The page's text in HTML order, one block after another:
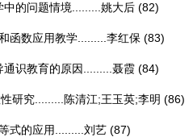
的问题情境......... 姚大后 (82)
函数应用教学......... 李红保 (83)
识教育的原因......... 聂霞 (84)
研究......... 陈清江;王玉英;李明 (86)
式的应用......... 刘艺 (87)